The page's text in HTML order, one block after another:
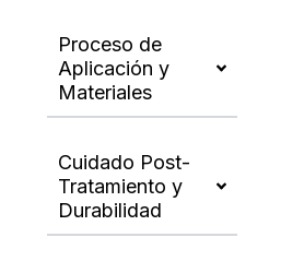
Proceso de
Aplicación y
Materiales
Cuidado Post-
Tratamiento y
Durabilidad